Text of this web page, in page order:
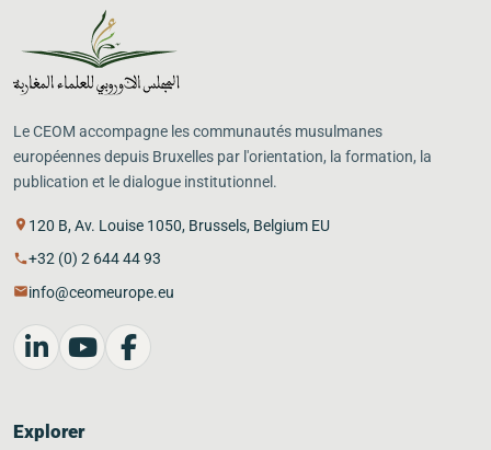
Le CEOM accompagne les communautés musulmanes
européennes depuis Bruxelles par l'orientation, la formation, la
publication et le dialogue institutionnel.
place 120 B, Av. Louise 1050, Brussels, Belgium EU
phone+32 (0) 2 644 44 93
mailinfo@ceomeurope.eu
Explorer